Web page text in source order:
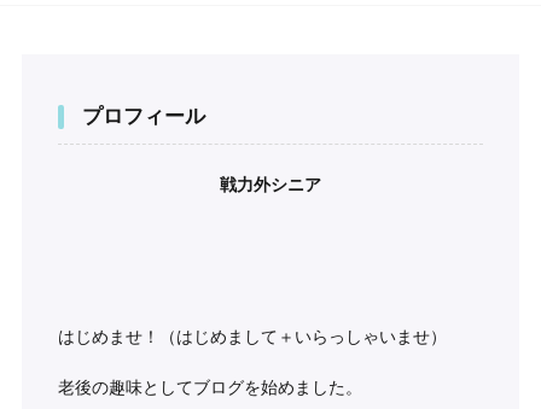
プロフィール
戦力外シニア
はじめませ！（はじめまして＋いらっしゃいませ）
老後の趣味としてブログを始めました。